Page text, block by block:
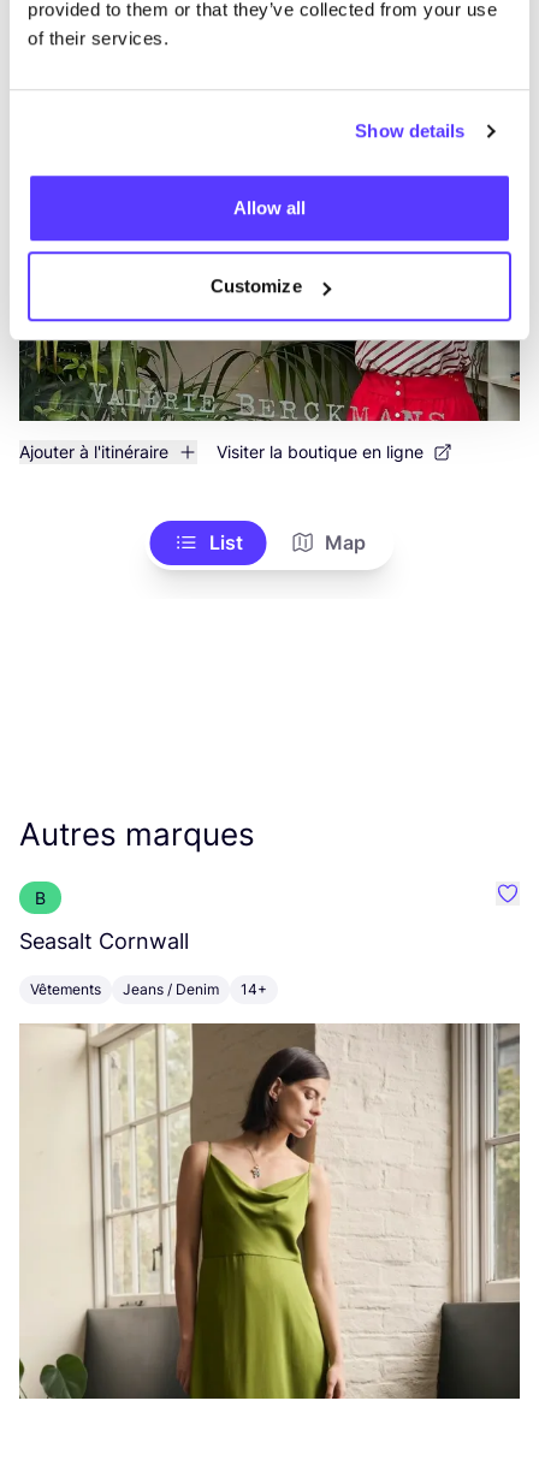
provided to them or that they’ve collected from your use
of their services.
Show details
Allow all
Customize
Voir tous les 1 magasins
Vêtements Chaussures +1
Ajouter à l'itinéraire Visiter la boutique en ligne
List Map
Autres marques
B
Seasalt Cornwall
Vêtements Jeans / Denim 14+